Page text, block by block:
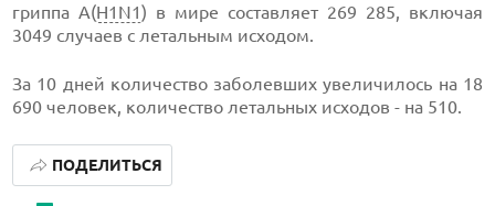
гриппа А(H1N1) в мире составляет 269 285, включая
3049 случаев с летальным исходом.
За 10 дней количество заболевших увеличилось на 18
690 человек, количество летальных исходов - на 510.
ПОДЕЛИТЬСЯ